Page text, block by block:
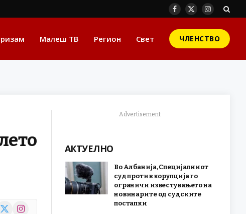
Facebook
X
Instagram
Малеш ТВ Регион Свет ЧЛЕНСТВО
X
Instagram
Advertisement
АКТУЕЛНО
Во Албанија, Специјалниот
суд против корупција го
ограничи известувањето на
новинарите од судските
постапки